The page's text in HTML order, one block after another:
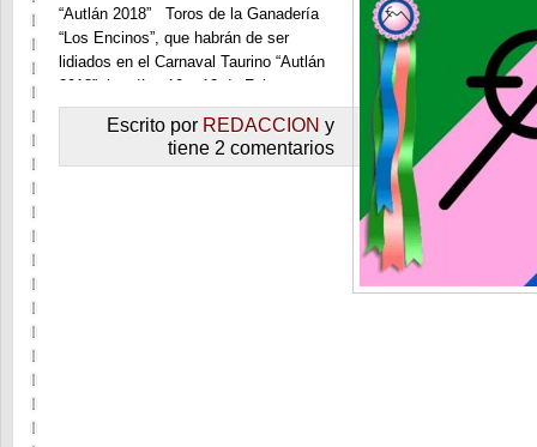
“Autlán 2018” Toros de la Ganadería
“Los Encinos”, que habrán de ser
lidiados en el Carnaval Taurino “Autlán
2018”, los días 10 y 12 de Febrero.
Todas las imágenes disponibles
gratuitamente para su publicación y
reproducción, en su explorador de
Escrito por REDACCION y
tiene 2 comentarios